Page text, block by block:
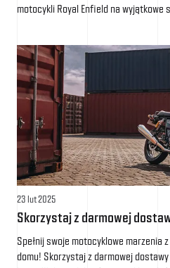
motocykli Royal Enfield na wyjątkowe
23 lut 2025
Skorzystaj z darmowej
Spełnij swoje motocyklowe marzenia
domu! Skorzystaj z darmowej